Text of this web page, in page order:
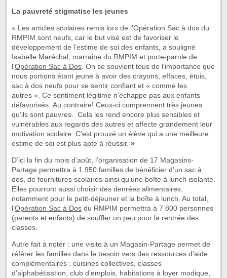
La pauvreté stigmatise les jeunes
« Les articles scolaires remis lors de l’Opération Sac à dos du
RMPIM sont neufs, car le but visé est de favoriser le
développement de l’estime de soi des enfants, a souligné
Isabelle Maréchal, marraine du RMPIM et porte-parole de
l’Opération Sac à Dos. On se souvient tous de l’importance que
nous portions étant jeune à avoir des crayons, effaces, étuis,
sac à dos neufs pour se sentir confiant et « comme les
autres ». Ce sentiment légitime n’échappe pas aux enfants
défavorisés. Au contraire! Ceux-ci comprennent très jeunes
qu’ils sont pauvres. Cela les rend encore plus sensibles et
vulnérables aux regards des autres et affecte grandement leur
motivation scolaire. C’est prouvé un élève qui a une meilleure
estime de soi est plus apte à réussir. »
D’ici la fin du mois d’août, l’organisation de 17 Magasins-
Partage permettra à 1 950 familles de bénéficier d’un sac à
dos, de fournitures scolaires ainsi qu’une boîte à lunch isolante.
Elles pourront aussi choisir des denrées alimentaires,
notamment pour le petit-déjeuner et la boîte à lunch. Au total,
l’Opération Sac à Dos du RMPIM permettra à 7 800 personnes
(parents et enfants) de souffler un peu pour la rentrée des
classes.
Autre fait à noter : une visite à un Magasin-Partage permet de
référer les familles dans le besoin vers des ressources d’aide
complémentaires : cuisines collectives, classes
d’alphabétisation, club d’emplois, habitations à loyer modique,